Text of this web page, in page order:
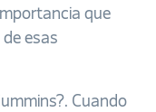
que
esas
Cuando